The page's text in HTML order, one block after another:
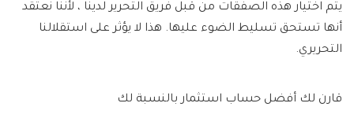
يتم اختيار هذه الصفقات من قبل فريق التحرير لدينا ، لأننا نعتقد
أنها تستحق تسليط الضوء عليها. هذا لا يؤثر على استقلالنا
التحريري.
قارن لك أفضل حساب استثمار بالنسبة لك